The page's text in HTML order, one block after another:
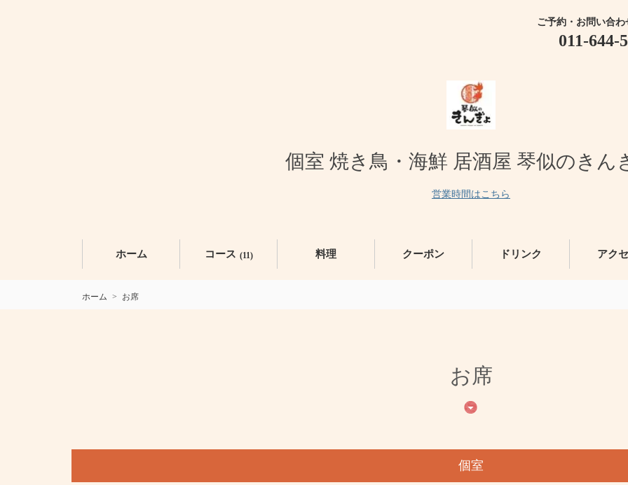
ご予約・お問い合
011-644-
個室 焼き鳥・海鮮 居酒屋 琴似のきん
営業時間はこちら
ホーム コース (11) 料理 クーポン ドリンク アク
ホーム お席
お席
個室